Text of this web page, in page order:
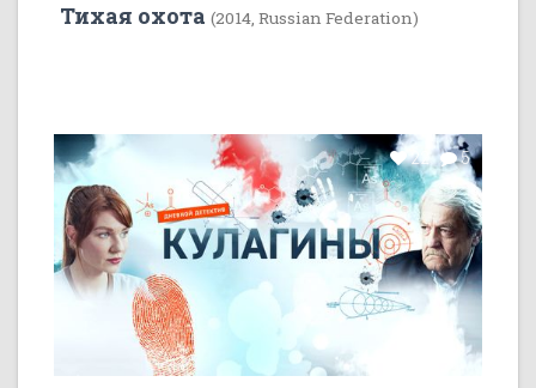
Тихая охота (2014, Russian Federation)
22 5